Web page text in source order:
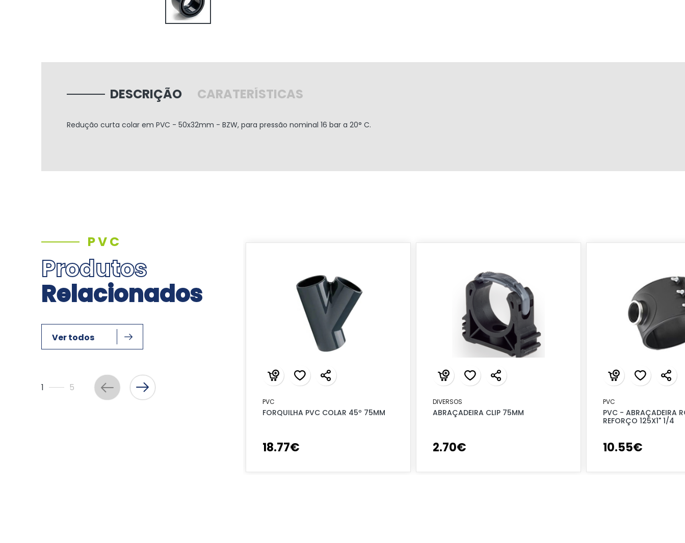
DESCRIÇÃO CARATERÍSTICAS
Redução curta colar em PVC - 50x32mm - BZW, para pressão nominal 16 bar a 20° C.
PVC
Produtos
Relacionados
Ver todos
1 5
PVC
FORQUILHA PVC COLAR 45º 75MM
18.77€
DIVERSOS
ABRAÇADEIRA CLIP 75MM
2.70€
PVC
PVC - ABRAÇADEIRA
REFORÇO 125X1" 1/4
10.55€